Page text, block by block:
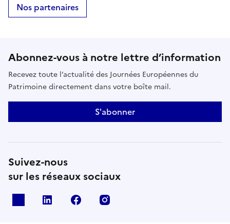
Nos partenaires
Abonnez-vous à notre lettre d’information
Recevez toute l’actualité des Journées Européennes du
Patrimoine directement dans votre boîte mail.
S'abonner
Suivez-nous
sur les réseaux sociaux
Linkedin Facebook